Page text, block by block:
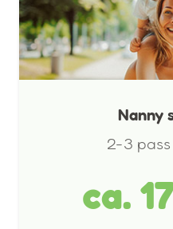
Nanny
2-3
ca.